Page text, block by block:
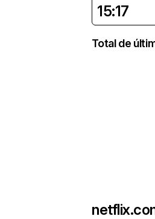
15:17
Total de